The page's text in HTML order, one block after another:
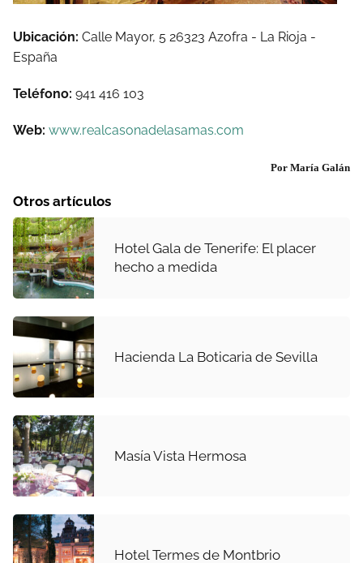
Ubicación: Calle Mayor, 5 26323 Azofra - La Rioja -
España
Teléfono: 941 416 103
Web: www.realcasonadelasamas.com
Por María Galán
Otros artículos
Hotel Gala de Tenerife: El placer
hecho a medida
Hacienda La Boticaria de Sevilla
Masía Vista Hermosa
Hotel Termes de Montbrio